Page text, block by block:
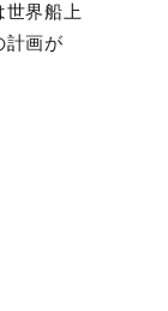
界船上
計画が